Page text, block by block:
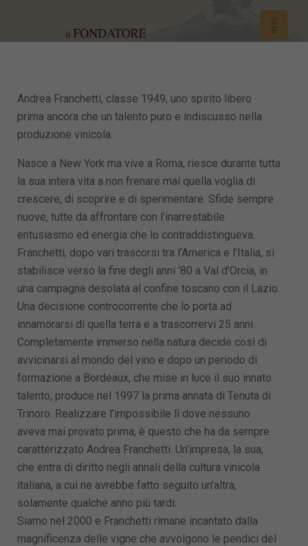
Andrea Franchetti, classe 1949, uno spirito libero
prima ancora che un talento puro e indiscusso nella
produzione vinicola.
Nasce a New York ma vive a Roma, riesce durante tutta
la sua intera vita a non frenare mai quella voglia di
crescere, di scoprire e di sperimentare. Sfide sempre
nuove, tutte da affrontare con l’inarrestabile
entusiasmo ed energia che lo contraddistingueva.
Franchetti, dopo vari trascorsi tra l’America e l’Italia, si
stabilisce verso la fine degli anni ‘80 a Val d’Orcia, in
una campagna desolata al confine toscano con il Lazio.
Una decisione controcorrente che lo porta ad
innamorarsi di quella terra e a trascorrervi 25 anni.
Completamente immerso nella natura decide così di
avvicinarsi al mondo del vino e dopo un periodo di
formazione a Bordeaux, che mise in luce il suo innato
talento, produce nel 1997 la prima annata di Tenuta di
Trinoro. Realizzare l’impossibile lì dove nessuno
aveva mai provato prima, è questo che ha da sempre
caratterizzato Andrea Franchetti. Un’impresa, la sua,
che entra di diritto negli annali della cultura vinicola
italiana, a cui ne avrebbe fatto seguito un’altra,
solamente qualche anno più tardi:
Siamo nel 2000 e Franchetti rimane incantato dalla
magnificenza delle vigne che avvolgono le pendici del